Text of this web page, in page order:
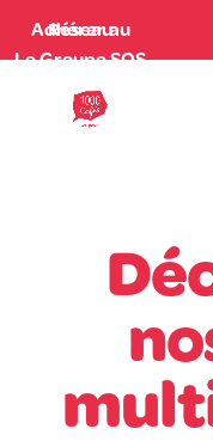
Adhérer au Réseau
Le Groupe SOS